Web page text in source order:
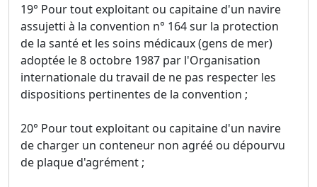
19° Pour tout exploitant ou capitaine d'un navire
assujetti à la convention n° 164 sur la protection
de la santé et les soins médicaux (gens de mer)
adoptée le 8 octobre 1987 par l'Organisation
internationale du travail de ne pas respecter les
dispositions pertinentes de la convention ;
20° Pour tout exploitant ou capitaine d'un navire
de charger un conteneur non agréé ou dépourvu
de plaque d'agrément ;